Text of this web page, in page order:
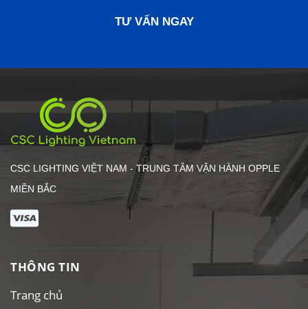
TƯ VẤN NGAY
CSC LIGHTING VIỆT NAM - TRUNG TÂM VẬN HÀNH OPPLE
MIỀN BẮC
THÔNG TIN
Trang chủ